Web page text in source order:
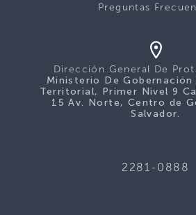
Preguntas
Dirección General De
Ministerio De Gobernación
Territorial, Primer Nivel 9
15 Av. Norte, Centro de
Salvador.
2281-0888